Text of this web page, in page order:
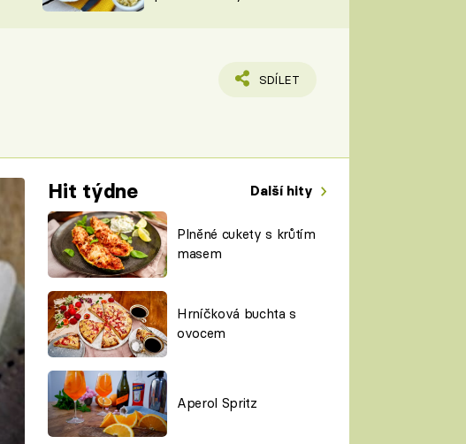
ŠÉFREDAKTORKY
SDÍLET
Hit týdne Další hity
Plněné cukety s krůtím
masem
Hrníčková buchta s
ovocem
Aperol Spritz